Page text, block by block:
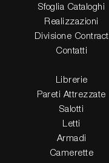
Sfoglia Cataloghi
Realizzazioni
Divisione Contract
Contatti
Librerie
Pareti Attrezzate
Salotti
Letti
Armadi
Camerette